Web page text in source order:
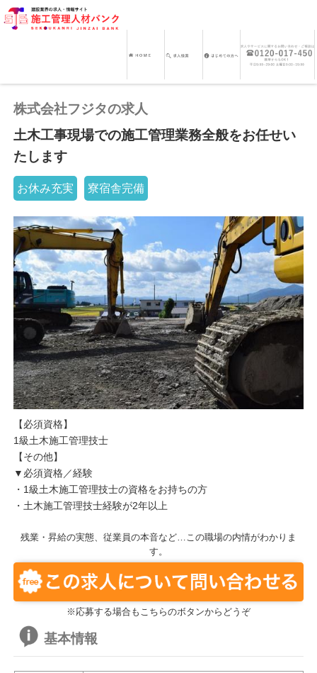
株式会社フジタの求人
土木工事現場での施工管理業務全般をお任せい
たします
お休み充実 寮宿舎完備
【必須資格】
1級土木施工管理技士
【その他】
▼必須資格／経験
・1級土木施工管理技士の資格をお持ちの方
・土木施工管理技士経験が2年以上
残業・昇給の実態、従業員の本音など…この職場の内情がわかりま
す。
※応募する場合もこちらのボタンからどうぞ
基本情報